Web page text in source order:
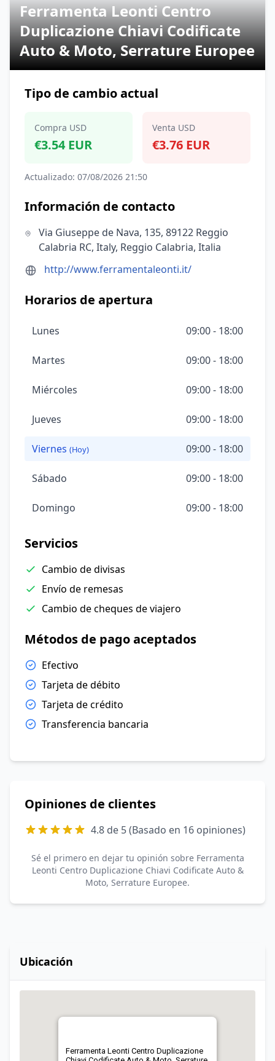
Ferramenta Leonti Centro
Duplicazione Chiavi Codificate
Auto & Moto, Serrature Europee
Tipo de cambio actual
Compra USD
€3.54 EUR
Venta USD
€3.76 EUR
Actualizado: 07/08/2026 21:50
Información de contacto
Via Giuseppe de Nava, 135, 89122 Reggio
Calabria RC, Italy, Reggio Calabria, Italia
http://www.ferramentaleonti.it/
Horarios de apertura
Lunes 09:00 - 18:00
Martes 09:00 - 18:00
Miércoles 09:00 - 18:00
Jueves 09:00 - 18:00
Viernes (Hoy) 09:00 - 18:00
Sábado 09:00 - 18:00
Domingo 09:00 - 18:00
Servicios
Cambio de divisas
Envío de remesas
Cambio de cheques de viajero
Métodos de pago aceptados
Efectivo
Tarjeta de débito
Tarjeta de crédito
Transferencia bancaria
Opiniones de clientes
4.8 de 5 (Basado en 16 opiniones)
Sé el primero en dejar tu opinión sobre Ferramenta
Leonti Centro Duplicazione Chiavi Codificate Auto &
Moto, Serrature Europee.
Ubicación
Ferramenta Leonti Centro Duplicazione